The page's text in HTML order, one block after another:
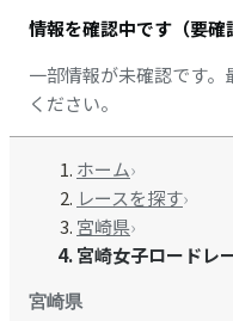
情報を確認中です（要確
一部情報が未確認です
ください。
ホーム›
レースを探す›
宮崎県›
宮崎女子ロードレ
宮崎県